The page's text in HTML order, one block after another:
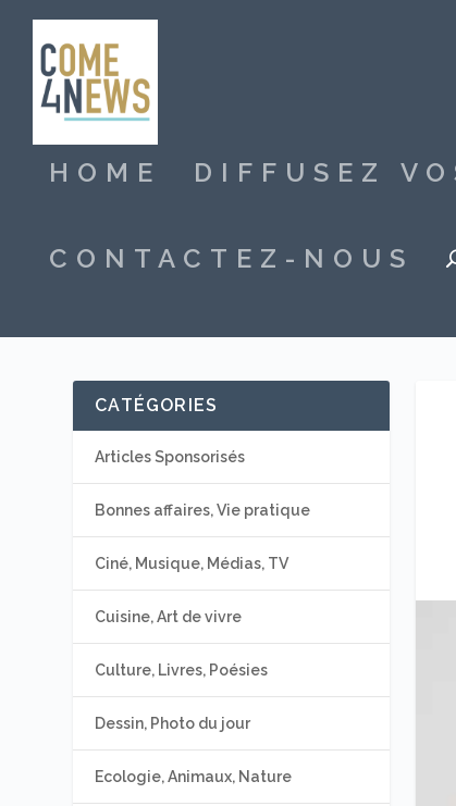
HOME DIFFUSEZ
CONTACTEZ-NOUS
CATÉGORIES
Articles Sponsorisés
Bonnes affaires, Vie pratique
Ciné, Musique, Médias, TV
Cuisine, Art de vivre
Culture, Livres, Poésies
Dessin, Photo du jour
Ecologie, Animaux, Nature